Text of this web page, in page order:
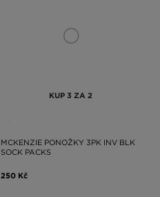
KUP 3 ZA 2
MCKENZIE PONOŽKY 3PK INV BLK
SOCK PACKS
250 Kč